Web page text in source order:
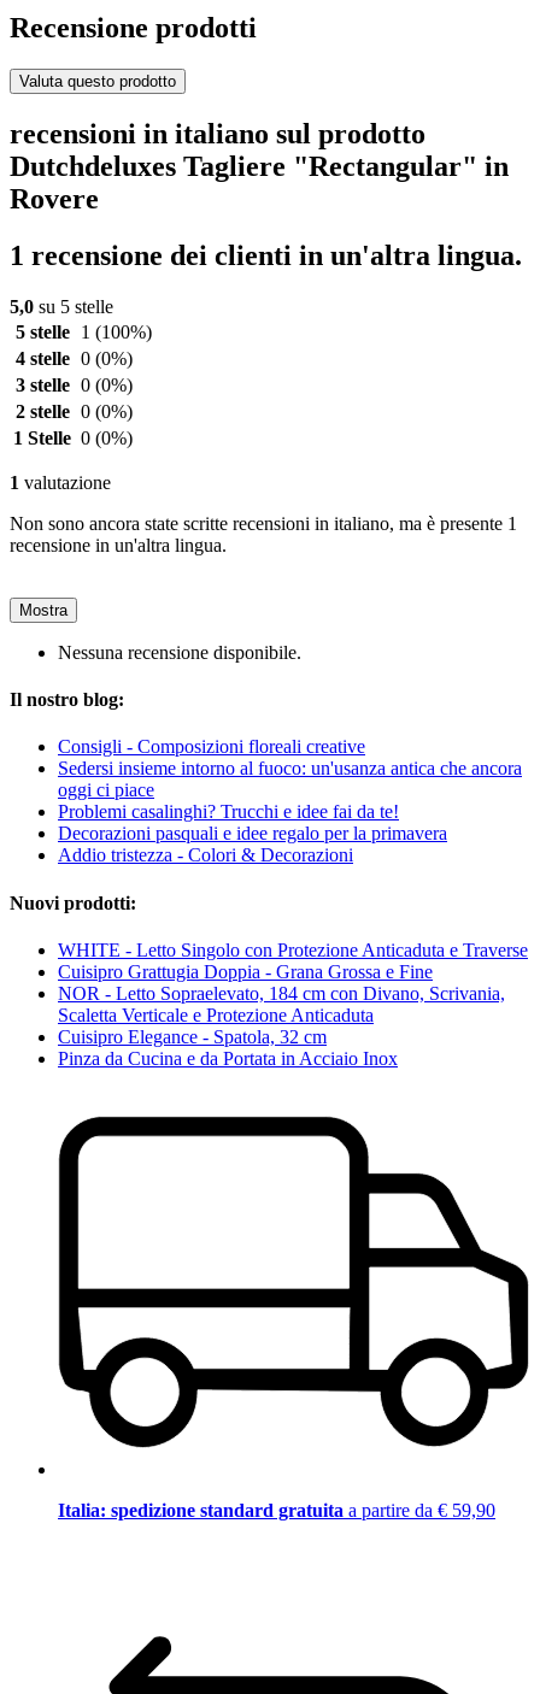
Recensione prodotti
Valuta questo prodotto
recensioni in italiano sul prodotto
Dutchdeluxes Tagliere "Rectangular" in
Rovere
1 recensione dei clienti in un'altra lingua.
5,0 su 5 stelle
5 stelle
1 (100%)
4 stelle 0 (0%)
3 stelle 0 (0%)
2 stelle 0 (0%)
1 Stelle 0 (0%)
1 valutazione
Non sono ancora state scritte recensioni in italiano, ma è presente 1
recensione in un'altra lingua.
Mostra
Nessuna recensione disponibile.
Il nostro blog:
Consigli - Composizioni floreali creative
Sedersi insieme intorno al fuoco: un'usanza antica che ancora
oggi ci piace
Problemi casalinghi? Trucchi e idee fai da te!
Decorazioni pasquali e idee regalo per la primavera
Addio tristezza - Colori & Decorazioni
Nuovi prodotti:
WHITE - Letto Singolo con Protezione Anticaduta e Traverse
Cuisipro Grattugia Doppia - Grana Grossa e Fine
NOR - Letto Sopraelevato, 184 cm con Divano, Scrivania,
Scaletta Verticale e Protezione Anticaduta
Cuisipro Elegance - Spatola, 32 cm
Pinza da Cucina e da Portata in Acciaio Inox
Italia: spedizione standard gratuita a partire da € 59,90